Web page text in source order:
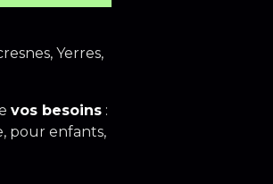
Yerres,
vos besoins :
pour enfants,